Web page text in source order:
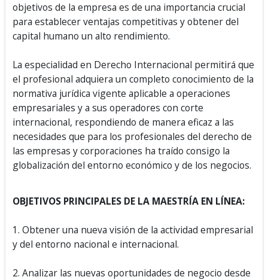
objetivos de la empresa es de una importancia crucial
para establecer ventajas competitivas y obtener del
capital humano un alto rendimiento.
La especialidad en Derecho Internacional permitirá que
el profesional adquiera un completo conocimiento de la
normativa jurídica vigente aplicable a operaciones
empresariales y a sus operadores con corte
internacional, respondiendo de manera eficaz a las
necesidades que para los profesionales del derecho de
las empresas y corporaciones ha traído consigo la
globalización del entorno económico y de los negocios.
OBJETIVOS PRINCIPALES DE LA MAESTRÍA EN LÍNEA:
1. Obtener una nueva visión de la actividad empresarial
y del entorno nacional e internacional.
2. Analizar las nuevas oportunidades de negocio desde